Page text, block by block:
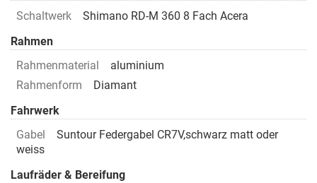
Schaltwerk
Shimano RD-M 360 8 Fach Acera
Rahmen
Rahmenmaterial
aluminium
Rahmenform
Diamant
Fahrwerk
Gabel
Suntour Federgabel CR7V,schwarz matt oder
weiss
Laufräder & Bereifung